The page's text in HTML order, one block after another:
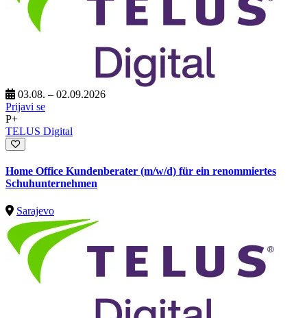
03.08. – 02.09.2026
Prijavi se
P+
TELUS Digital
Home Office Kundenberater (m/w/d) für ein renommiertes
Schuhunternehmen
Sarajevo